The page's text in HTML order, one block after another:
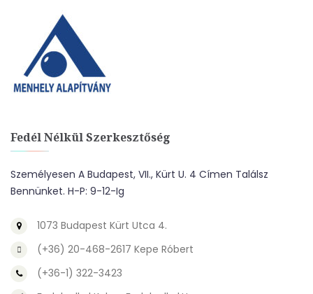
Fedél Nélkül Szerkesztőség
Személyesen A Budapest, VII., Kürt U. 4 Címen Találsz
Bennünket. H-P: 9-12-Ig
1073 Budapest Kürt Utca 4.
(+36) 20-468-2617 Kepe Róbert
(+36-1) 322-3423